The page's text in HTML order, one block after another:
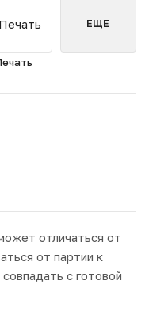
ЕЩЕ
отличаться от
от партии к
с готовой